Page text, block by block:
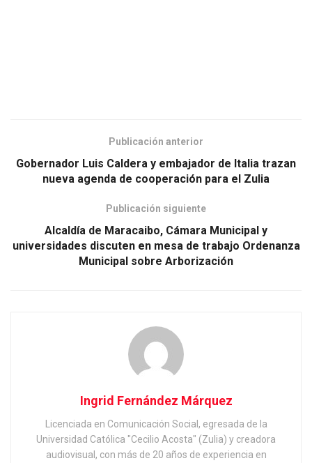
Publicación anterior
Gobernador Luis Caldera y embajador de Italia trazan
nueva agenda de cooperación para el Zulia
Publicación siguiente
Alcaldía de Maracaibo, Cámara Municipal y
universidades discuten en mesa de trabajo Ordenanza
Municipal sobre Arborización
Ingrid Fernández Márquez
Licenciada en Comunicación Social, egresada de la
Universidad Católica "Cecilio Acosta" (Zulia) y creadora
audiovisual, con más de 20 años de experiencia en